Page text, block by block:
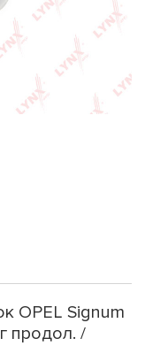
OPEL Signum
продол. /